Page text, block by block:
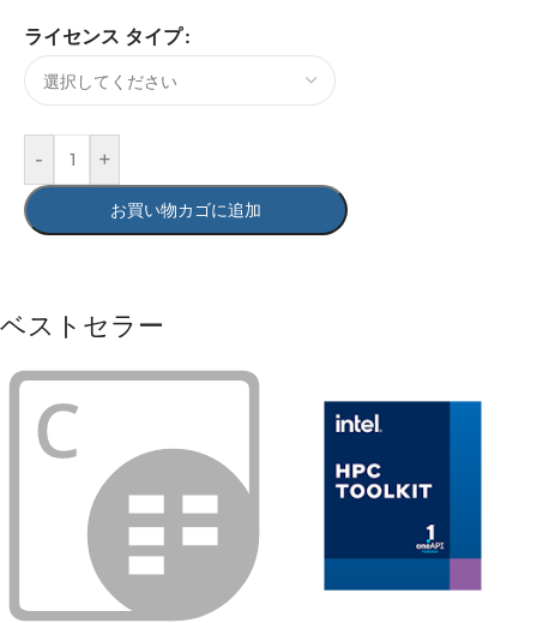
ライセンス タイプ
- +
お買い物カゴに追加
ベストセラー